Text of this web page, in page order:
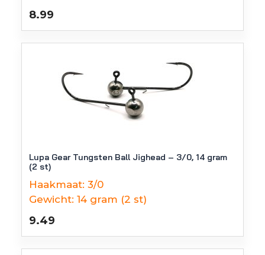
8.99
Lupa Gear Tungsten Ball Jighead – 3/0, 14 gram
(2 st)
Haakmaat: 3/0
Gewicht: 14 gram (2 st)
9.49